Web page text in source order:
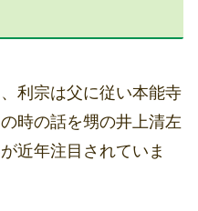
利宗は父に従い本能寺
時の話を甥の井上清左
近年注目されていま